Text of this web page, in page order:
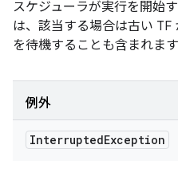
スケジューラが実行を開始
は、該当する場合は古い
を待機することも含まれます
例外
InterruptedException